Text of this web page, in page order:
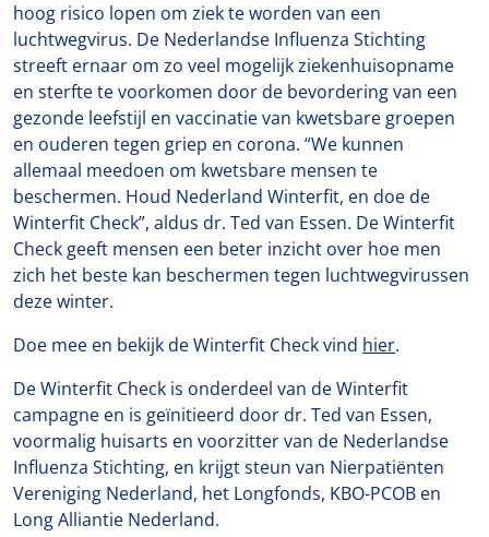
hoog risico lopen om ziek te worden van een
luchtwegvirus. De Nederlandse Influenza Stichting
streeft ernaar om zo veel mogelijk ziekenhuisopname
en sterfte te voorkomen door de bevordering van een
gezonde leefstijl en vaccinatie van kwetsbare groepen
en ouderen tegen griep en corona. “We kunnen
allemaal meedoen om kwetsbare mensen te
beschermen. Houd Nederland Winterfit, en doe de
Winterfit Check”, aldus dr. Ted van Essen. De Winterfit
Check geeft mensen een beter inzicht over hoe men
zich het beste kan beschermen tegen luchtwegvirussen
deze winter.
Doe mee en bekijk de Winterfit Check vind hier.
De Winterfit Check is onderdeel van de Winterfit
campagne en is geïnitieerd door dr. Ted van Essen,
voormalig huisarts en voorzitter van de Nederlandse
Influenza Stichting, en krijgt steun van Nierpatiënten
Vereniging Nederland, het Longfonds, KBO-PCOB en
Long Alliantie Nederland.